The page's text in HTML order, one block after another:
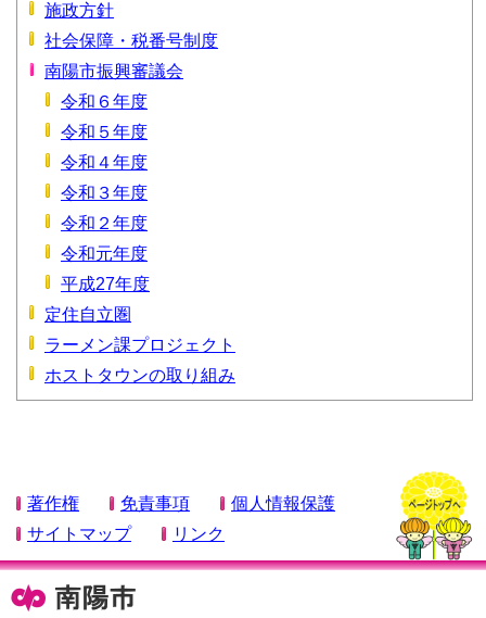
施政方針
社会保障・税番号制度
南陽市振興審議会
令和６年度
令和５年度
令和４年度
令和３年度
令和２年度
令和元年度
平成27年度
定住自立圏
ラーメン課プロジェクト
ホストタウンの取り組み
著作権 免責事項
個人情報保護
サイトマップ
リンク